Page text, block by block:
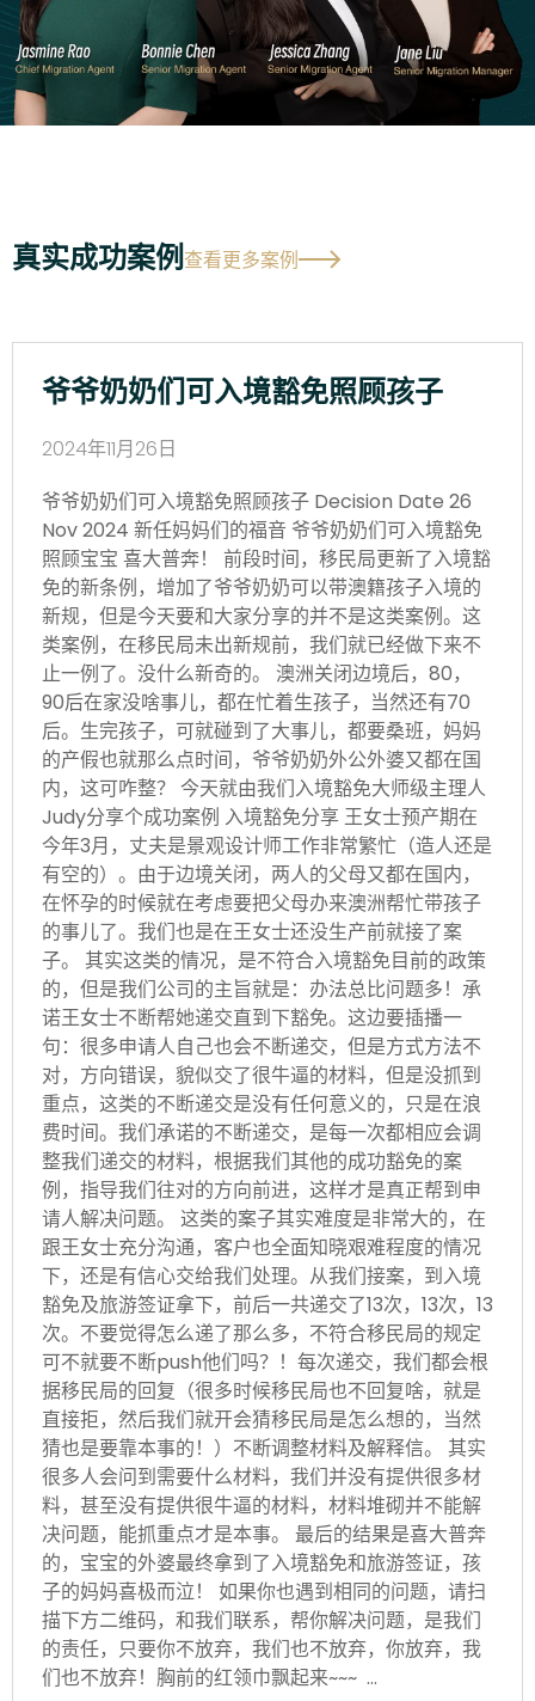
真实成功案例查看更多案例
爷爷奶奶们可入境豁免照顾孩子
2024年11月26日
爷爷奶奶们可入境豁免照顾孩子 Decision Date 26
Nov 2024 新任妈妈们的福音 爷爷奶奶们可入境豁免
照顾宝宝 喜大普奔！ 前段时间，移民局更新了入境豁
免的新条例，增加了爷爷奶奶可以带澳籍孩子入境的
新规，但是今天要和大家分享的并不是这类案例。这
类案例，在移民局未出新规前，我们就已经做下来不
止一例了。没什么新奇的。 澳洲关闭边境后，80，
90后在家没啥事儿，都在忙着生孩子，当然还有70
后。生完孩子，可就碰到了大事儿，都要桑班，妈妈
的产假也就那么点时间，爷爷奶奶外公外婆又都在国
内，这可咋整？ 今天就由我们入境豁免大师级主理人
Judy分享个成功案例 入境豁免分享 王女士预产期在
今年3月，丈夫是景观设计师工作非常繁忙（造人还是
有空的）。由于边境关闭，两人的父母又都在国内，
在怀孕的时候就在考虑要把父母办来澳洲帮忙带孩子
的事儿了。我们也是在王女士还没生产前就接了案
子。 其实这类的情况，是不符合入境豁免目前的政策
的，但是我们公司的主旨就是：办法总比问题多！承
诺王女士不断帮她递交直到下豁免。这边要插播一
句：很多申请人自己也会不断递交，但是方式方法不
对，方向错误，貌似交了很牛逼的材料，但是没抓到
重点，这类的不断递交是没有任何意义的，只是在浪
费时间。我们承诺的不断递交，是每一次都相应会调
整我们递交的材料，根据我们其他的成功豁免的案
例，指导我们往对的方向前进，这样才是真正帮到申
请人解决问题。 这类的案子其实难度是非常大的，在
跟王女士充分沟通，客户也全面知晓艰难程度的情况
下，还是有信心交给我们处理。从我们接案，到入境
豁免及旅游签证拿下，前后一共递交了13次，13次，13
次。不要觉得怎么递了那么多，不符合移民局的规定
可不就要不断push他们吗？！每次递交，我们都会根
据移民局的回复（很多时候移民局也不回复啥，就是
直接拒，然后我们就开会猜移民局是怎么想的，当然
猜也是要靠本事的！）不断调整材料及解释信。 其实
很多人会问到需要什么材料，我们并没有提供很多材
料，甚至没有提供很牛逼的材料，材料堆砌并不能解
决问题，能抓重点才是本事。 最后的结果是喜大普奔
的，宝宝的外婆最终拿到了入境豁免和旅游签证，孩
子的妈妈喜极而泣！ 如果你也遇到相同的问题，请扫
描下方二维码，和我们联系，帮你解决问题，是我们
的责任，只要你不放弃，我们也不放弃，你放弃，我
们也不放弃！胸前的红领巾飘起来~~~ …